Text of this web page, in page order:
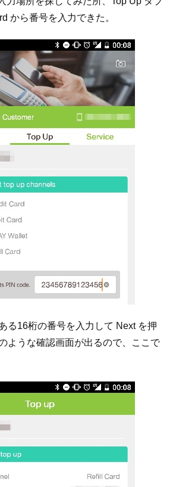
から番号を入力できた。
る16桁の番号を入力して Next を押
ような確認画面が出るので、ここで